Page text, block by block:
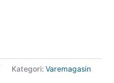
Kategori: Varemagasin